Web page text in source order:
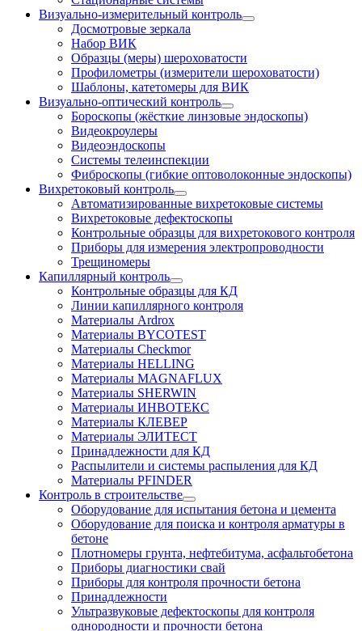
Визуально-измерительный контроль
Досмотровые зеркала
Набор ВИК
Образцы (меры) шероховатости
Профилометры (измерители шероховатости)
Шаблоны, катетомеры для ВИК
Визуально-оптический контроль
Бороскопы (жёсткие линзовые эндоскопы)
Видеокроулеры
Видеоэндоскопы
Системы телеинспекции
Фиброскопы (гибкие оптоволоконные эндоскопы)
Вихретоковый контроль
Автоматизированные вихретоковые системы
Вихретоковые дефектоскопы
Контрольные образцы для вихретокового контроля
Приборы для измерения электропроводности
Трещиномеры
Капиллярный контроль
Контрольные образцы для КД
Линии капиллярного контроля
Материалы Ardrox
Материалы BYCOTEST
Материалы Checkmor
Материалы HELLING
Материалы MAGNAFLUX
Материалы SHERWIN
Материалы ИНВОТЕКС
Материалы КЛЕВЕР
Материалы ЭЛИТЕСТ
Принадлежности для КД
Распылители и системы распыления для КД
Материалы PFINDER
Контроль в строительстве
Оборудование для испытания бетона и цемента
Оборудование для поиска и контроля арматуры в
бетоне
Плотномеры грунта, нефтебитума, асфальтобетона
Приборы диагностики свай
Приборы для контроля прочности бетона
Принадлежности
Ультразвуковые дефектоскопы для контроля
однородности и прочности бетона